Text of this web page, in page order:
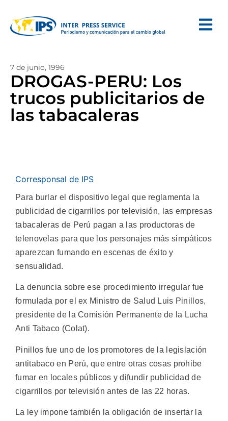
7 de junio, 1996
DROGAS-PERU: Los
trucos publicitarios de
las tabacaleras
Corresponsal de IPS
Para burlar el dispositivo legal que reglamenta la
publicidad de cigarrillos por televisión, las empresas
tabacaleras de Perú pagan a las productoras de
telenovelas para que los personajes más simpáticos
aparezcan fumando en escenas de éxito y
sensualidad.
La denuncia sobre ese procedimiento irregular fue
formulada por el ex Ministro de Salud Luis Pinillos,
presidente de la Comisión Permanente de la Lucha
Anti Tabaco (Colat).
Pinillos fue uno de los promotores de la legislación
antitabaco en Perú, que entre otras cosas prohibe
fumar en locales públicos y difundir publicidad de
cigarrillos por televisión antes de las 22 horas.
La ley impone también la obligación de insertar la